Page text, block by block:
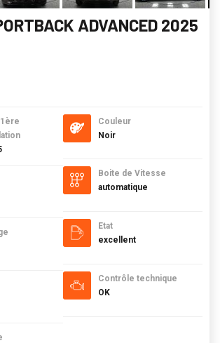
ADVANCED 2025
Couleur
Noir
Boite de Vitesse
automatique
Etat
excellent
Contrôle technique
OK